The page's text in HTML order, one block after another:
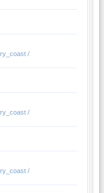
/
/
/